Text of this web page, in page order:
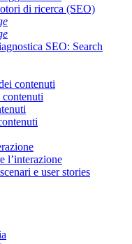
di ricerca (SEO)
SEO: Search
contenuti
l’interazione
e user stories